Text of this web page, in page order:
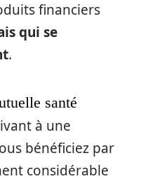
financiers
qui se
.
santé
à une
bénéficiez par
considérable